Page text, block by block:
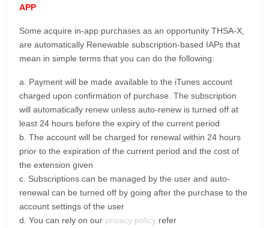
APP
Some acquire in-app purchases as an opportunity THSA-X,
are automatically Renewable subscription-based IAPs that
mean in simple terms that you can do the following:
a. Payment will be made available to the iTunes account
charged upon confirmation of purchase. The subscription
will automatically renew unless auto-renew is turned off at
least 24 hours before the expiry of the current period
b. The account will be charged for renewal within 24 hours
prior to the expiration of the current period and the cost of
the extension given
c. Subscriptions can be managed by the user and auto-
renewal can be turned off by going after the purchase to the
account settings of the user
d. You can rely on our privacy policy refer